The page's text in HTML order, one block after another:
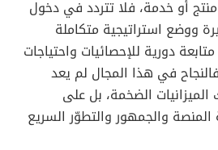
المحتوى وينتهي بهم الأمر
خاصة بالمحتوى والإعلانات
تلك السياسات حتى لا
أو الحظر.